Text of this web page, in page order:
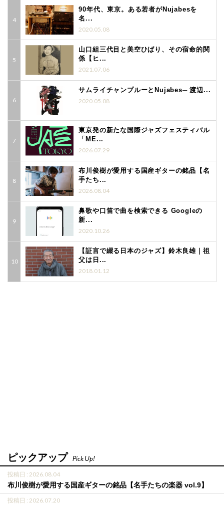
90年代、東京。ある若者がNujabesを
名...
2020.05.08
山口組三代目と美空ひばり、その宿命的関
係【ヒ...
2021.07.06
サムライチャンプルーとNujabes─ 渡辺...
2020.05.08
東京発の新たな国際ジャズフェスティバル
「ME...
2026.07.29
布川俊樹が愛用する国産ギターの銘品【名
手たち...
2026.08.04
鼻歌や口笛で曲を検索できる Googleの
新...
2020.10.26
【証言で綴る日本のジャズ】鈴木良雄｜祖
父は日...
2018.01.12
ピックアップ Pick Up!
投稿日 : 2026.08.04
布川俊樹が愛用する国産ギターの銘品【名手たちの楽器 vol.9】
投稿日 : 2026.07.20